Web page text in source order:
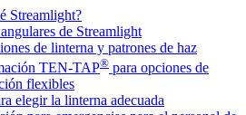
Streamlight?
de Streamlight
de linterna y patrones de haz
TEN-TAP® para opciones de
flexibles
elegir la linterna adecuada